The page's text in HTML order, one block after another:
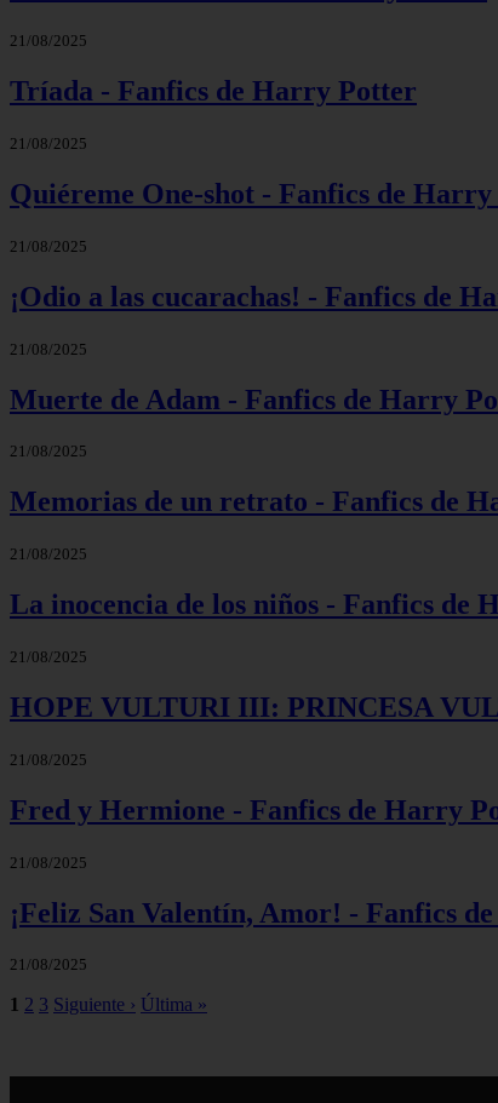
21/08/2025
Tríada - Fanfics de Harry Potter
21/08/2025
Quiéreme One-shot - Fanfics de
21/08/2025
¡Odio a las cucarachas! - Fanfics de
21/08/2025
Muerte de Adam - Fanfics de Harry
21/08/2025
Memorias de un retrato - Fanfics de
21/08/2025
La inocencia de los niños - Fanfics de
21/08/2025
HOPE VULTURI III: PRINCESA
21/08/2025
Fred y Hermione - Fanfics de Harry
21/08/2025
¡Feliz San Valentín, Amor! - Fanfics
21/08/2025
1 2 3 Siguiente › Última »